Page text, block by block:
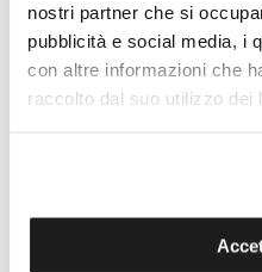
nostri partner che si
pubblicità e social media, i
con altre informazioni che
raccolto dal suo utilizzo dei
Corona a vite
Colore del quadrante
Movimento Mido
Colore cinturino Grigio